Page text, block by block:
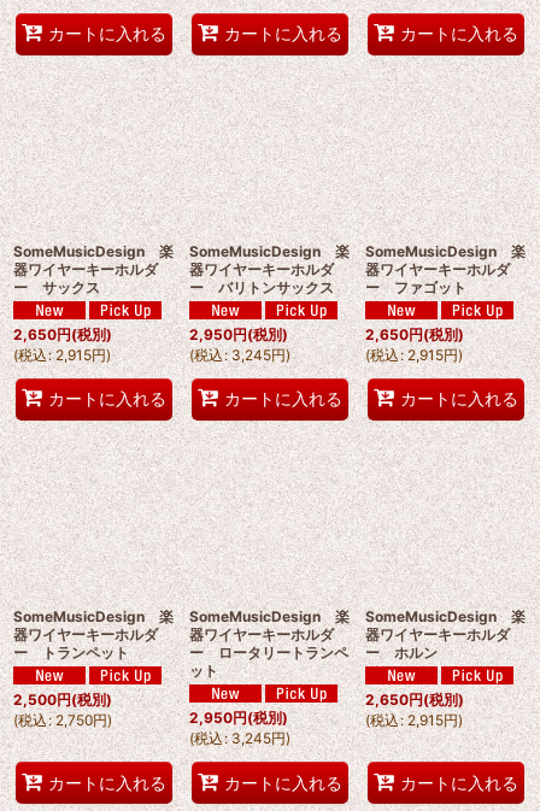
カートに入れる カートに入れる カートに入れる
SomeMusicDesign 楽
器ワイヤーキーホルダ
ー サックス
2,650円(税別)
(税込: 2,915円)
カートに入れる
SomeMusicDesign 楽
器ワイヤーキーホルダ
ー バリトンサックス
2,950円(税別)
(税込: 3,245円)
カートに入れる
SomeMusicDesign 楽
器ワイヤーキーホルダ
ー ファゴット
2,650円(税別)
(税込 : 2,915円)
カートに入れる
SomeMusicDesign 楽
器ワイヤーキーホルダ
ー トランペット
2,500円(税別)
(税込: 2,750円)
カートに入れる
SomeMusicDesign 楽
器ワイヤーキーホルダ
ー ロータリートランペ
ット
2,950円(税別)
(税込: 3,245円)
カートに入れる
SomeMusicDesign 楽
器ワイヤーキーホルダ
ー ホルン
2,650円(税別)
(税込: 2,915円)
カートに入れる